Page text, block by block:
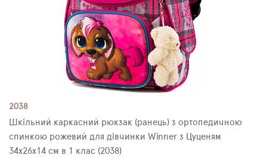
2038
Шкільний каркасний рюкзак (ранець) з ортопедичною
спинкою рожевий для дівчинки Winner з Цуценям
34х26х14 см в 1 клас (2038)